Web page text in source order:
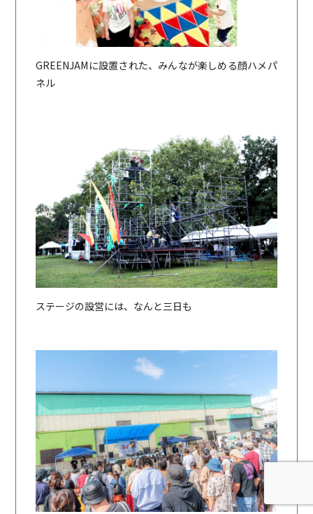
GREENJAMに設置された、みんなが楽しめる顔ハメパ
ネル
ステージの設営には、なんと三日も